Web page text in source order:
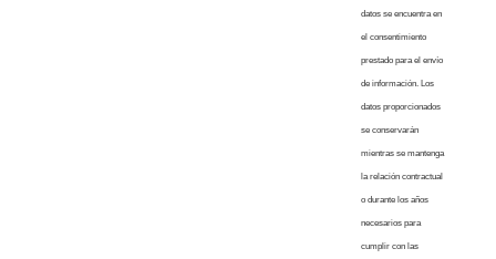
datos se encuentra en
el consentimiento
prestado para el envío
de información. Los
datos proporcionados
se conservarán
mientras se mantenga
la relación contractual
o durante los años
necesarios para
cumplir con las